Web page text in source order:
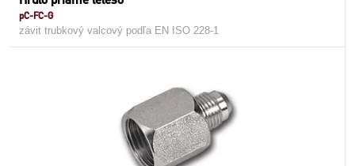
pC-FC-G
závit trubkový valcový podľa EN ISO 228-1